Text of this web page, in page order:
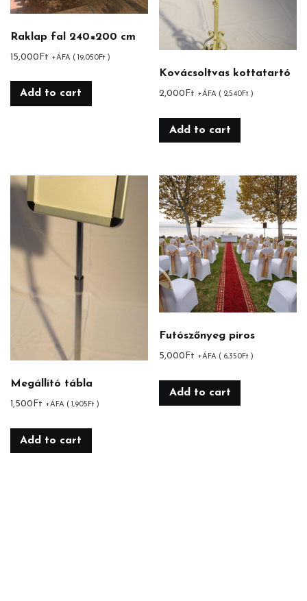
Raklap fal 240×200 cm
15,000 Ft +ÁFA ( 19,050Ft )
Add to cart
Kovácsoltvas kottatartó
2,000 Ft +ÁFA ( 2,540Ft )
Add to cart
Megállító tábla
1,500 Ft +ÁFA ( 1,905Ft )
Add to cart
Futószőnyeg piros
5,000 Ft +ÁFA ( 6,350Ft )
Add to cart